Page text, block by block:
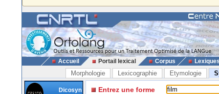
Accueil Portail lexical Corpus
Morphologie Lexicographie Etymologie
Dicosyn
Entrez une forme